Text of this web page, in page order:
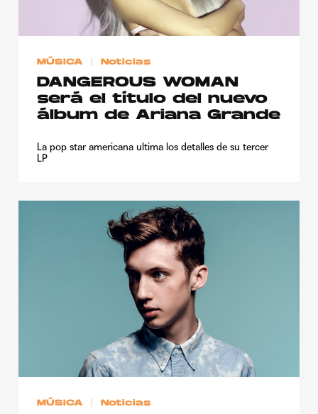
MÚSICA Noticias
DANGEROUS WOMAN
será el título del nuevo
álbum de Ariana Grande
La pop star americana ultima los detalles de su tercer
LP
MÚSICA Noticias